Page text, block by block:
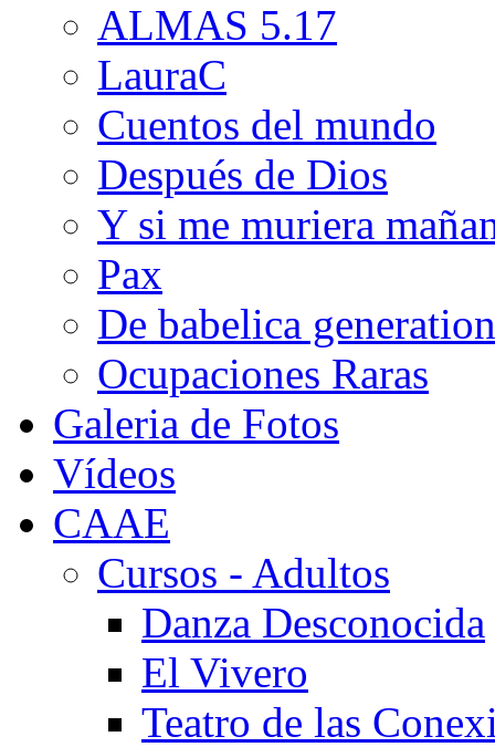
ALMAS 5.17
LauraC
Cuentos del mundo
Después de Dios
Y si me muriera
Pax
De babelica
Ocupaciones Raras
Galeria de Fotos
Vídeos
CAAE
Cursos - Adultos
Danza Desconocida
El Vivero
Teatro de las